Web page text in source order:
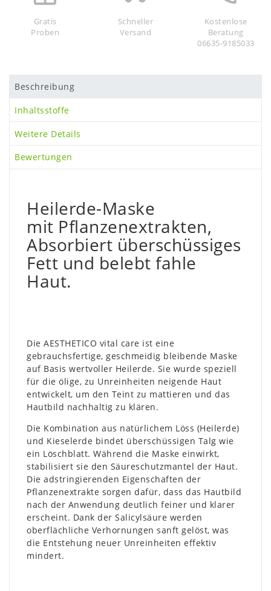
Gratis
Proben
Schneller
Versand
Kostenlose
Beratung
06635-9185033
Beschreibung
Inhaltsstoffe
Weitere Details
Bewertungen
Heilerde-Maske
mit Pflanzenextrakten,
Absorbiert überschüssiges
Fett und belebt fahle
Haut.
Die AESTHETICO vital care ist eine
gebrauchsfertige, geschmeidig bleibende Maske
auf Basis wertvoller Heilerde. Sie wurde speziell
für die ölige, zu Unreinheiten neigende Haut
entwickelt, um den Teint zu mattieren und das
Hautbild nachhaltig zu klären.
Die Kombination aus natürlichem Löss (Heilerde)
und Kieselerde bindet überschüssigen Talg wie
ein Löschblatt. Während die Maske einwirkt,
stabilisiert sie den Säureschutzmantel der Haut.
Die adstringierenden Eigenschaften der
Pflanzenextrakte sorgen dafür, dass das Hautbild
nach der Anwendung deutlich feiner und klarer
erscheint. Dank der Salicylsäure werden
oberflächliche Verhornungen sanft gelöst, was
die Entstehung neuer Unreinheiten effektiv
mindert.